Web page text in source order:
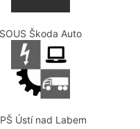
SOUS Škoda Auto
Ústí nad Labem